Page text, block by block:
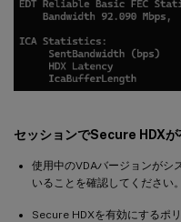
セッションでSecure HDX
使用中のVDAバージョンがシ
いることを確認してください。
Secure HDXを有効にするポ